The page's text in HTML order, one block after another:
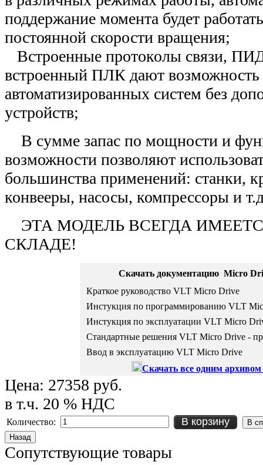
поддержание момента будет
постоянной скорости вращения;
Встроенные протоколы связи,
встроенный ПЛК дают возможность
автоматизированных систем без
устройств;
В сумме запас по мощности и
возможности позволяют
большинства применений: станки,
конвееры, насосы, компрессоры и
ЭТА МОДЕЛЬ ВСЕГДА
СКЛАДЕ!
Скачать документацию Micro
Краткое руководство VLT Micro Drive
Инстукция по программированию VLT
Инстукция по эксплуатации VLT Micro
Стандартные решения VLT Micro Drive -
Ввод в эксплуатацию VLT Micro Drive
Скачать все одним архивом
Цена: 27358 руб.
в т.ч. 20 % НДС
Количество: В корзину
Сопутствующие товары